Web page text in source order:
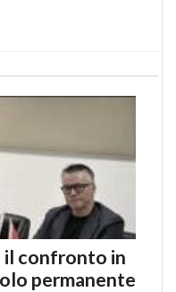
il confronto in
permanente